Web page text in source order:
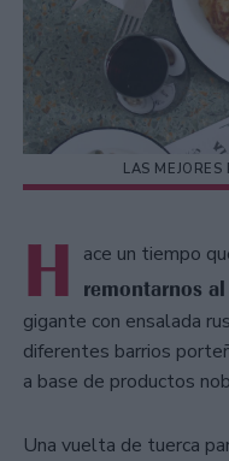
LAS
H ace un tiempo
remontarnos
gigante con ensalada
diferentes barrios
a base de productos
Una vuelta de tuerca